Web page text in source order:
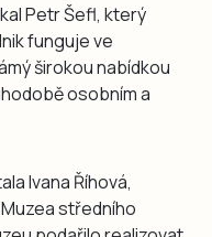
Petr Šefl, který
funguje ve
širokou nabídkou
osobním a
Ivana Říhová,
středního